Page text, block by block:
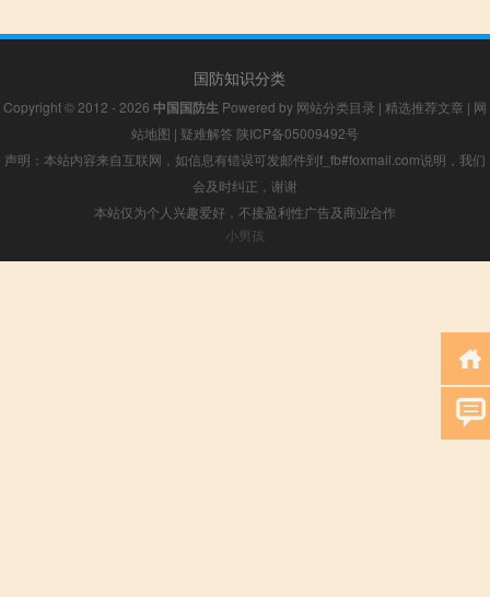
国防知识分类
Copyright © 2012 - 2026 中国国防生 Powered by 网站分类目录 | 精选推荐文章 | 网
站地图 | 疑难解答 陕ICP备05009492号
声明：本站内容来自互联网，如信息有错误可发邮件到f_fb#foxmail.com说明，我们
会及时纠正，谢谢
本站仅为个人兴趣爱好，不接盈利性广告及商业合作
小男孩